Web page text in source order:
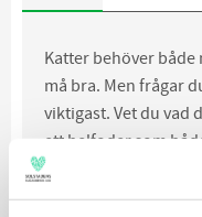
Katter behöver
må bra. Men frågar
viktigast. Vet du vad
ett helfoder som
låt din finsmakare